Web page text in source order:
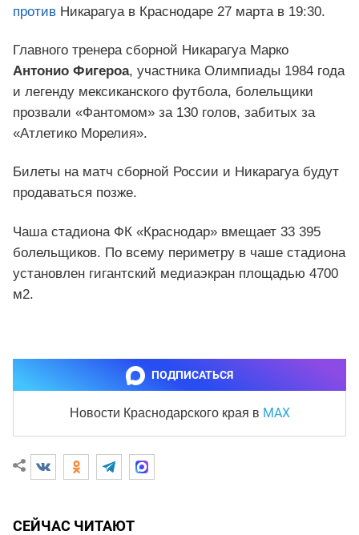
против Никарагуа в Краснодаре 27 марта в 19:30.
Главного тренера сборной Никарагуа Марко
Антонио Фигероа, участника Олимпиады 1984 года
и легенду мексиканского футбола, болельщики
прозвали «Фантомом» за 130 голов, забитых за
«Атлетико Морелия».
Билеты на матч сборной России и Никарагуа будут
продаваться позже.
Чаша стадиона ФК «Краснодар» вмещает 33 395
болельщиков. По всему периметру в чаше стадиона
установлен гигантский медиаэкран площадью 4700
м2.
ПОДПИСАТЬСЯ
Новости Краснодарского края в MAX
СЕЙЧАС ЧИТАЮТ